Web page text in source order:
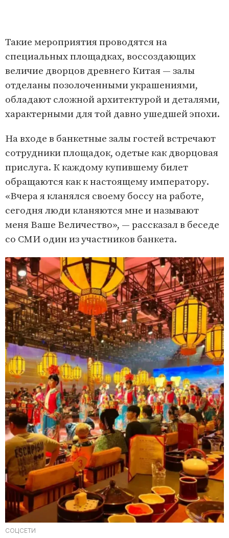
Такие мероприятия проводятся на
специальных площадках, воссоздающих
величие дворцов древнего Китая — залы
отделаны позолоченными украшениями,
обладают сложной архитектурой и деталями,
характерными для той давно ушедшей эпохи.
На входе в банкетные залы гостей встречают
сотрудники площадок, одетые как дворцовая
прислуга. К каждому купившему билет
обращаются как к настоящему императору.
«Вчера я кланялся своему боссу на работе,
сегодня люди кланяются мне и называют
меня Ваше Величество», — рассказал в беседе
со СМИ один из участников банкета.
СОЦСЕТИ